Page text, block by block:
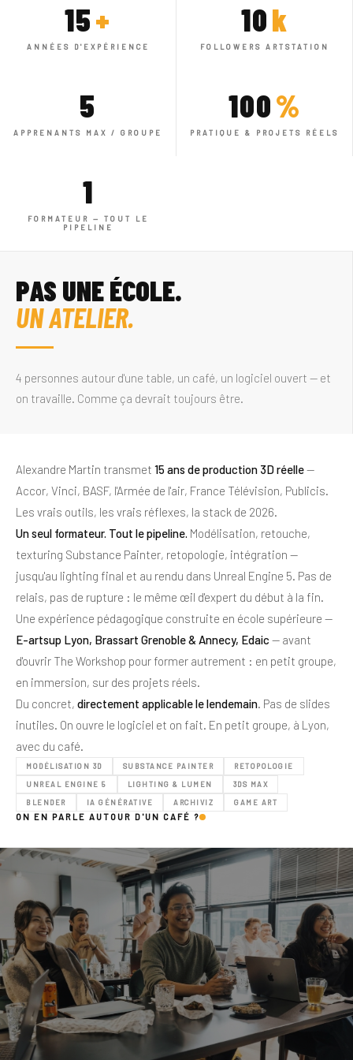
15+
ANNÉES D'EXPÉRIENCE
10k
FOLLOWERS ARTSTATION
5
APPRENANTS MAX / GROUPE
100%
PRATIQUE & PROJETS RÉELS
1
FORMATEUR — TOUT LE
PIPELINE
PAS UNE ÉCOLE.
UN ATELIER.
4 personnes autour d'une table, un café, un logiciel ouvert — et
on travaille. Comme ça devrait toujours être.
Alexandre Martin transmet 15 ans de production 3D réelle—
Accor, Vinci, BASF, l'Armée de l'air, France Télévision, Publicis.
Les vrais outils, les vrais réflexes, la stack de 2026.
Un seul formateur. Tout le pipeline. Modélisation, retouche,
texturing Substance Painter, retopologie, intégration —
jusqu'au lighting final et au rendu dans Unreal Engine 5. Pas de
relais, pas de rupture : le même œil d'expert du début à la fin.
Une expérience pédagogique construite en école supérieure —
E-artsup Lyon, Brassart Grenoble & Annecy, Edaic — avant
d'ouvrir The Workshop pour former autrement : en petit groupe,
en immersion, sur des projets réels.
Du concret, directement applicable le lendemain. Pas de slides
inutiles. On ouvre le logiciel et on fait. En petit groupe, à Lyon,
avec du café.
MODÉLISATION 3D SUBSTANCE PAINTER RETOPOLOGIE
UNREAL ENGINE 5 LIGHTING & LUMEN 3DS MAX
BLENDER IA GÉNÉRATIVE ARCHIVIZ GAME ART
ON EN PARLE AUTOUR D'UN CAFÉ ?